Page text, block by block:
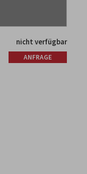
nicht verfügbar
ANFRAGE